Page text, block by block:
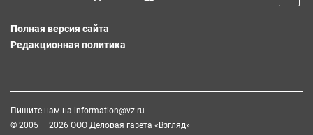
Полная версия сайта
Редакционная политика
Пишите нам на information@vz.ru
© 2005 — 2026 ООО Деловая газета «Взгляд»